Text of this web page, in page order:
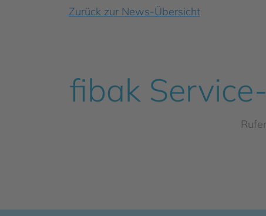
Zurück zur News-Übersicht
fibak